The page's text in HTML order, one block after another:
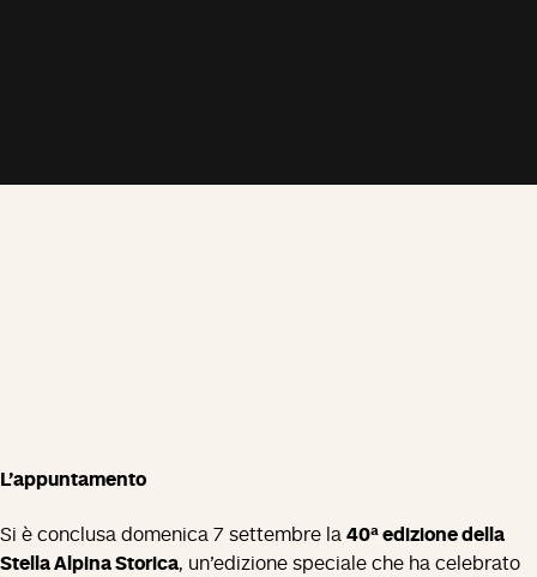
L’appuntamento
Si è conclusa domenica 7 settembre la 40ª edizione della
Stella Alpina Storica, un’edizione speciale che ha celebrato